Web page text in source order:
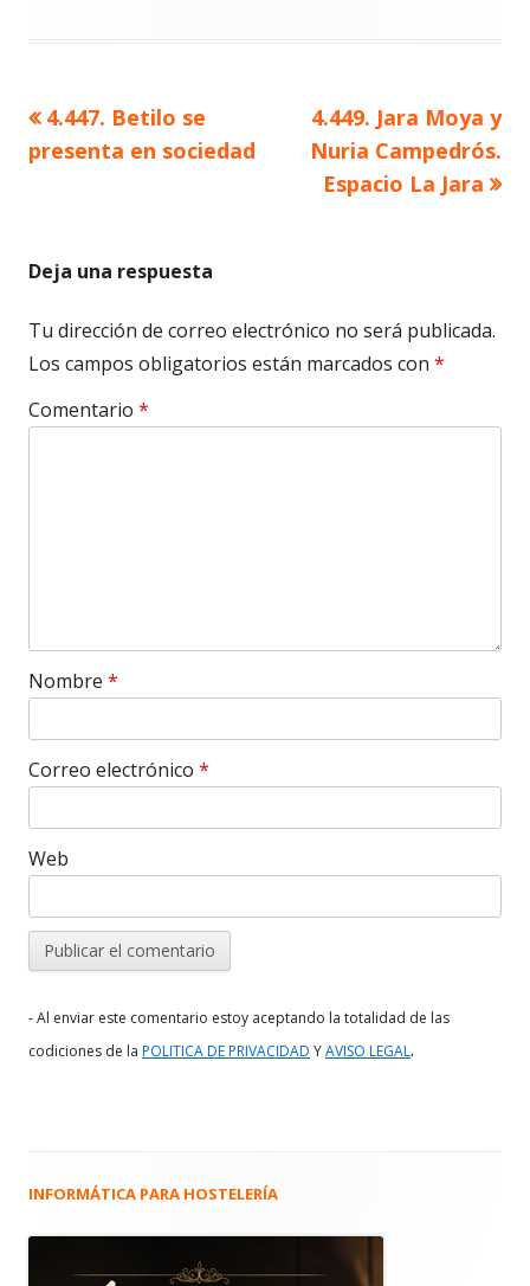
Navegación
de
Artículo
anterior
4.447. Betilo se
presenta en sociedad
Artículo
siguiente
4.449. Jara Moya y
Nuria Campedrós.
Espacio La Jara
Deja una respuesta
Tu dirección de correo electrónico no será publicada.
Los campos obligatorios están marcados con *
Comentario *
Nombre *
Correo electrónico *
Web
- Al enviar este comentario estoy aceptando la totalidad de las
codiciones de la POLITICA DE PRIVACIDAD YAVISO LEGAL.
Barra
INFORMÁTICA PARA HOSTELERÍA